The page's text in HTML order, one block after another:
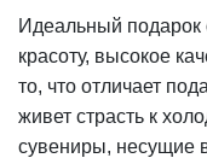
Идеальный подарок
красоту, высокое
то, что отличает
живет страсть к
сувениры, несущие